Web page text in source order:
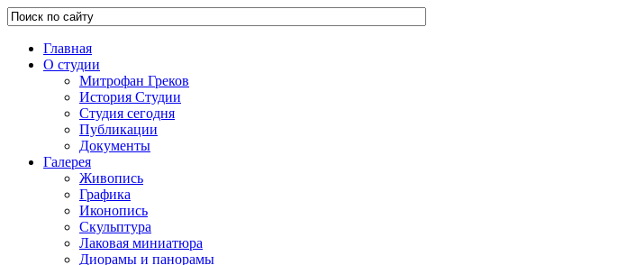
Главная
О студии
Митрофан Греков
История Студии
Студия сегодня
Публикации
Документы
Галерея
Живопись
Графика
Иконопись
Скульптура
Лаковая миниатюра
Диорамы и панорамы